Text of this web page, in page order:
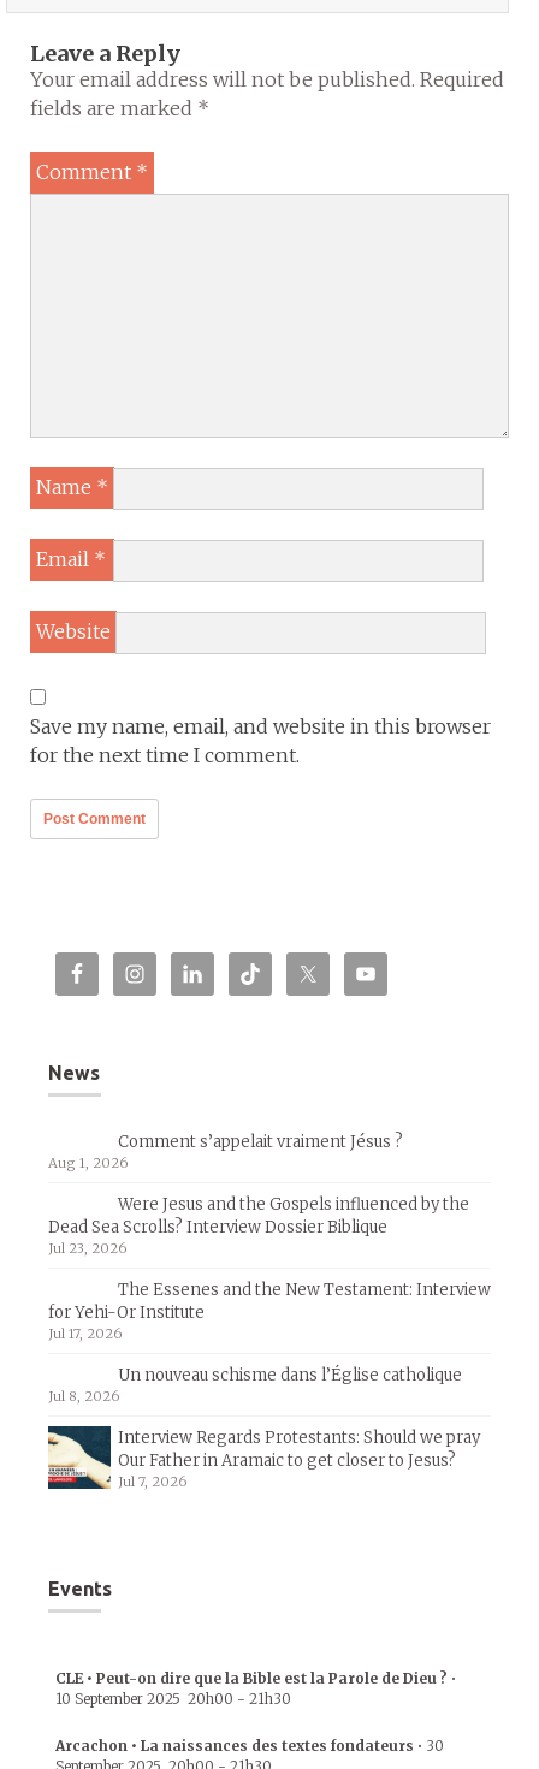
Leave a Reply
Your email address will not be published. Required
fields are marked *
Comment *
Name *
Email *
Website
Save my name, email, and website in this browser
for the next time I comment.
News
Comment s’appelait vraiment Jésus ?
Aug 1, 2026
Were Jesus and the Gospels influenced by the
Dead Sea Scrolls? Interview Dossier Biblique
Jul 23, 2026
The Essenes and the New Testament: Interview
for Yehi-Or Institute
Jul 17, 2026
Un nouveau schisme dans l’Église catholique
Jul 8, 2026
Interview Regards Protestants: Should we pray
Our Father in Aramaic to get closer to Jesus?
Jul 7, 2026
Events
CLE • Peut-on dire que la Bible est la Parole de Dieu ? •
10 September 2025 20h00 - 21h30
Arcachon • La naissances des textes fondateurs • 30